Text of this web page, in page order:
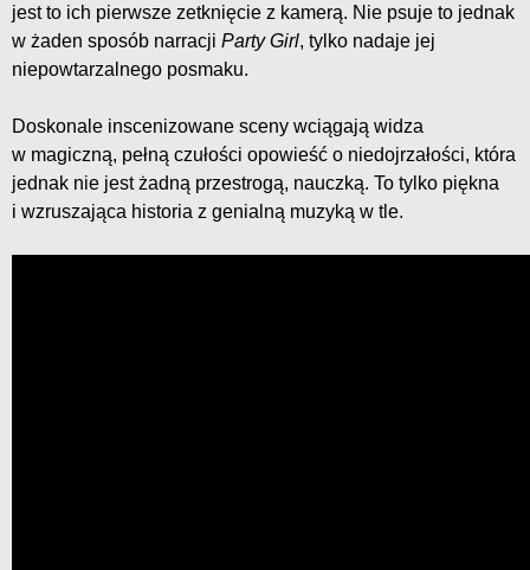
jest to ich pierwsze zetknięcie z kamerą. Nie psuje to jednak
w żaden sposób narracji Party Girl, tylko nadaje jej
niepowtarzalnego posmaku.
Doskonale inscenizowane sceny wciągają widza
w magiczną, pełną czułości opowieść o niedojrzałości, która
jednak nie jest żadną przestrogą, nauczką. To tylko piękna
i wzruszająca historia z genialną muzyką w tle.